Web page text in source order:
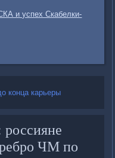
и успех Скабелки-
конца карьеры
россияне
ЧМ по